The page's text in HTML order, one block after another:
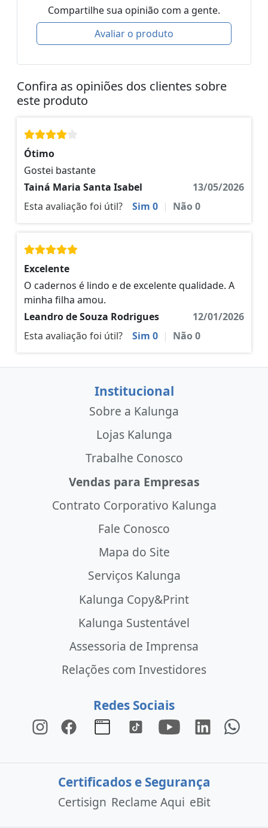
Compartilhe sua opinião com a gente.
Avaliar o produto
Confira as opiniões dos clientes sobre
este produto
Ótimo
Gostei bastante
Tainá Maria Santa Isabel
13/05/2026
Esta avaliação foi útil?
Sim 0 | Não0
Excelente
O cadernos é lindo e de excelente qualidade. A
minha filha amou.
Leandro de Souza Rodrigues
12/01/2026
Esta avaliação foi útil?
Sim 0 | Não0
Institucional
Sobre a Kalunga
Lojas Kalunga
Trabalhe Conosco
Vendas para Empresas
Contrato Corporativo Kalunga
Fale Conosco
Mapa do Site
Serviços Kalunga
Kalunga Copy&Print
Kalunga Sustentável
Assessoria de Imprensa
Relações com Investidores
Redes Sociais
Certificados e Segurança
Certisign Reclame Aqui eBit